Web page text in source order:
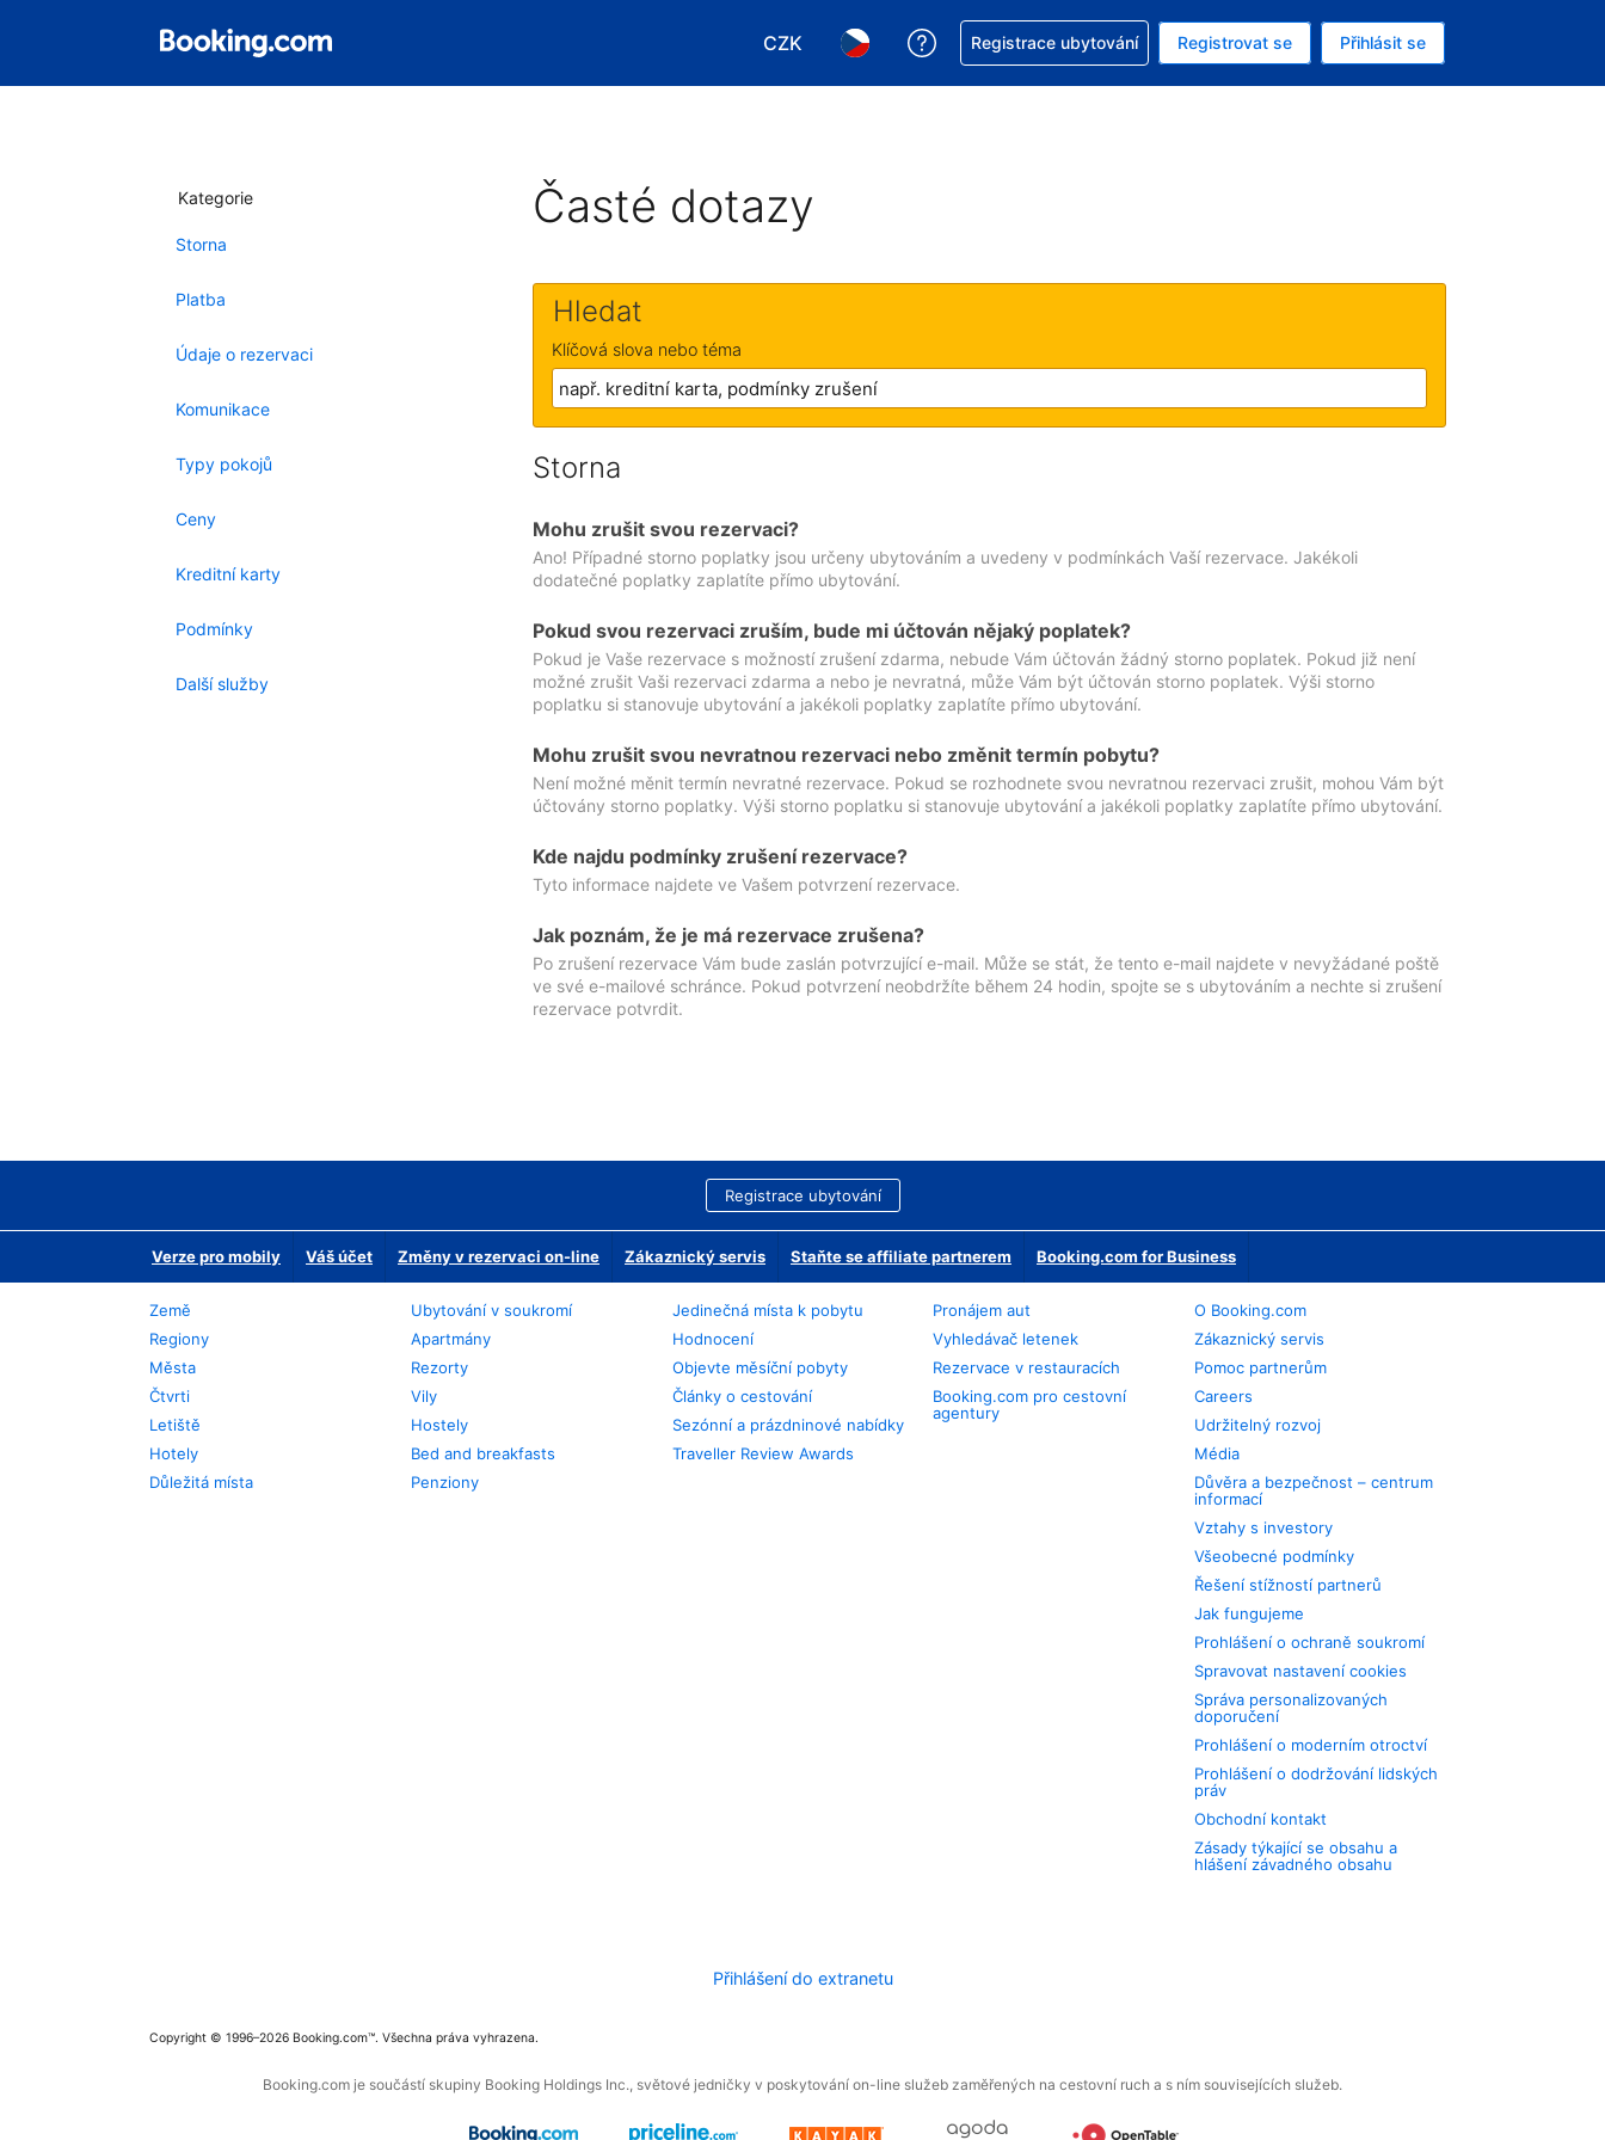
CZK
Vyberte si měnu. Aktuálně zvolená měna: Česká koruna
Vyberte si jazyk. Aktuálně zvolený jazyk: V češtině
Asistence s rezervací
Registrace ubytování Registrovat se Přihlásit se
Kategorie
Storna
Platba
Údaje o rezervaci
Komunikace
Typy pokojů
Ceny
Kreditní karty
Podmínky
Další služby
Časté dotazy
Hledat
Klíčová slova nebo téma
Storna
Mohu zrušit svou rezervaci?
Ano! Případné storno poplatky jsou určeny ubytováním a uvedeny v podmínkách Vaší rezervace. Jakékoli
dodatečné poplatky zaplatíte přímo ubytování.
Pokud svou rezervaci zruším, bude mi účtován nějaký poplatek?
Pokud je Vaše rezervace s možností zrušení zdarma, nebude Vám účtován žádný storno poplatek. Pokud již není
možné zrušit Vaši rezervaci zdarma a nebo je nevratná, může Vám být účtován storno poplatek. Výši storno
poplatku si stanovuje ubytování a jakékoli poplatky zaplatíte přímo ubytování.
Mohu zrušit svou nevratnou rezervaci nebo změnit termín pobytu?
Není možné měnit termín nevratné rezervace. Pokud se rozhodnete svou nevratnou rezervaci zrušit, mohou Vám být
účtovány storno poplatky. Výši storno poplatku si stanovuje ubytování a jakékoli poplatky zaplatíte přímo ubytování.
Kde najdu podmínky zrušení rezervace?
Tyto informace najdete ve Vašem potvrzení rezervace.
Jak poznám, že je má rezervace zrušena?
Po zrušení rezervace Vám bude zaslán potvrzující e-mail. Může se stát, že tento e-mail najdete v nevyžádané poště
ve své e-mailové schránce. Pokud potvrzení neobdržíte během 24 hodin, spojte se s ubytováním a nechte si zrušení
rezervace potvrdit.
Registrace ubytování
Verze pro mobily Váš účet Změny v rezervaci on-line Zákaznický servis Staňte se affiliate partnerem Booking.com for Business
Země
Regiony
Města
Čtvrti
Letiště
Hotely
Důležitá místa
Ubytování v soukromí
Apartmány
Rezorty
Vily
Hostely
Bed and breakfasts
Penziony
Jedinečná místa k pobytu
Hodnocení
Objevte měsíční pobyty
Články o cestování
Sezónní a prázdninové nabídky
Traveller Review Awards
Pronájem aut
Vyhledávač letenek
Rezervace v restauracích
Booking.com pro cestovní
agentury
O Booking.com
Zákaznický servis
Pomoc partnerům
Careers
Udržitelný rozvoj
Média
Důvěra a bezpečnost – centrum
informací
Vztahy s investory
Všeobecné podmínky
Řešení stížností partnerů
Jak fungujeme
Prohlášení o ochraně soukromí
Spravovat nastavení cookies
Správa personalizovaných
doporučení
Prohlášení o moderním otroctví
Prohlášení o dodržování lidských
práv
Obchodní kontakt
Zásady týkající se obsahu a
hlášení závadného obsahu
Přihlášení do extranetu
Copyright © 1996–2026 Booking.com™. Všechna práva vyhrazena.
Booking.com je součástí skupiny Booking Holdings Inc., světové jedničky v poskytování on-line služeb zaměřených na cestovní ruch a s ním souvisejících služeb.